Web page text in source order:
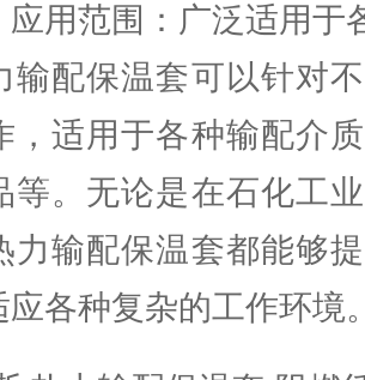
范围：广泛适用于
保温套可以针对不
，适用于各种输配介
等。无论是在石化工
力输配保温套都能够
应各种复杂的工作环境